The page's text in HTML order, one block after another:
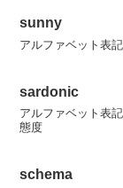
sunny
アルファベット表
sardonic
アルファベット表
態度
schema